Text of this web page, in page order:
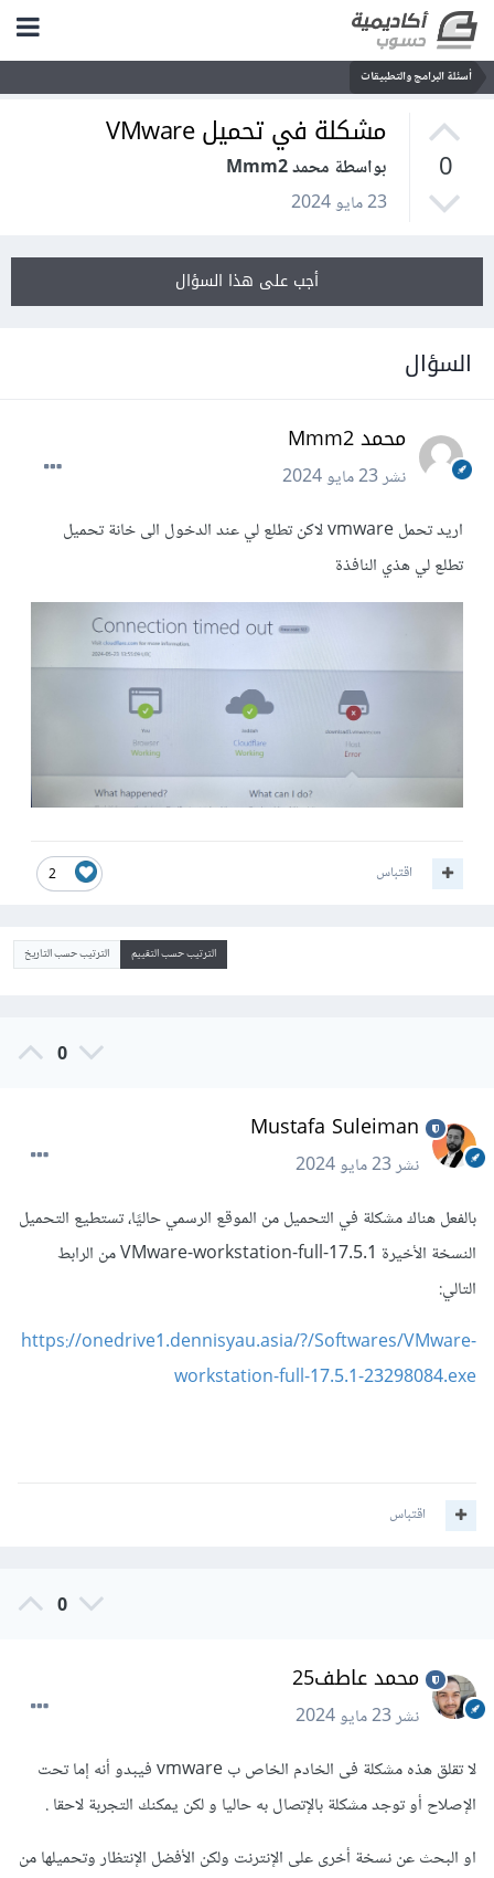
أسئلة البرامج والتطبيقات
0
مشكلة في تحميل VMware
بواسطة محمد Mmm2
23 مايو 2024
أجب على هذا السؤال
السؤال
محمد Mmm2
نشر23 مايو 2024
اريد تحمل vmware لاكن تطلع لي عند الدخول الى خانة تحميل
تطلع لي هذي النافذة
2 اقتباس
الترتيب حسب التقييم الترتيب حسب التاريخ
0
Mustafa Suleiman
نشر23 مايو 2024
بالفعل هناك مشكلة في التحميل من الموقع الرسمي حاليًا، تستطيع التحميل
النسخة الأخيرة VMware-workstation-full-17.5.1 من الرابط
التالي:
https://onedrive1.dennisyau.asia/?/Softwares/VMware-
workstation-full-17.5.1-23298084.exe
اقتباس
0
محمد عاطف25
نشر23 مايو 2024
لا تقلق هذه مشكلة فى الخادم الخاص ب vmware فيبدو أنه إما تحت
الإصلاح أو توجد مشكلة بالإتصال به حاليا و لكن يمكنك التجربة لاحقا .
او البحث عن نسخة أخرى على الإنترنت ولكن الأفضل الإنتظار وتحميلها من